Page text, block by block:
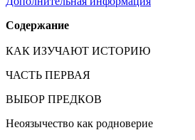
Cодержание
КАК ИЗУЧАЮТ ИСТОРИЮ
ЧАСТЬ ПЕРВАЯ
ВЫБОР ПРЕДКОВ
Неоязычество как родноверие